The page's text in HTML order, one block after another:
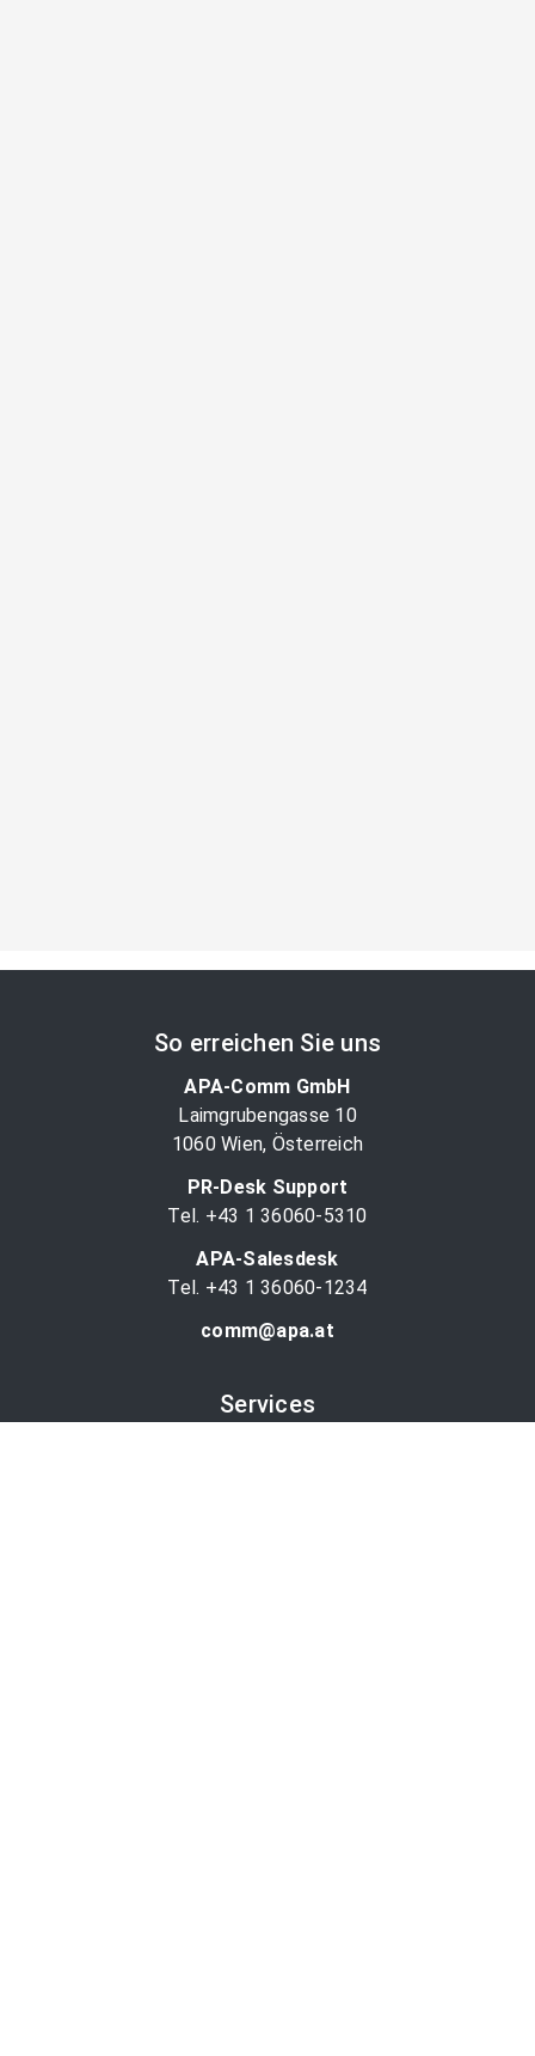
So erreichen Sie uns
APA-Comm GmbH
Laimgrubengasse 10
1060 Wien, Österreich
PR-Desk Support
Tel. +43 1 36060-5310
APA-Salesdesk
Tel. +43 1 36060-1234
comm@apa.at
Services